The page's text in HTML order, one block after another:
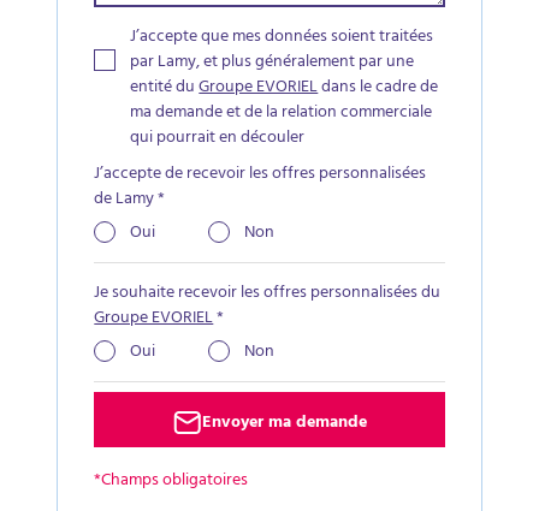
J’accepte que mes données soient traitées
par Lamy, et plus généralement par une
entité duGroupe EVORIELdans le cadre de
ma demande et de la relation commerciale
qui pourrait en découler
J’accepte de recevoir les offres personnalisées
de Lamy*
Oui
Non
Je souhaite recevoir les offres personnalisées du
Groupe EVORIEL*
Oui
Non
Envoyer ma demande
*Champs obligatoires